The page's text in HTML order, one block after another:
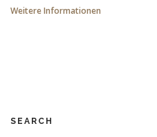
Weitere Informationen
SEARCH